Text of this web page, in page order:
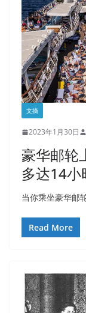
文摘
2023年1月30日
豪华邮轮
多达14
当你乘坐豪华邮
Read More